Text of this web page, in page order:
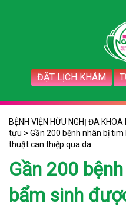
ĐẶT LỊCH KHÁM
BỆNH VIỆN HỮU NGHỊ ĐA KHOA
tựu > Gần 200 bệnh nhân bị
thuật can thiệp qua da
Gần 200
bẩm sinh